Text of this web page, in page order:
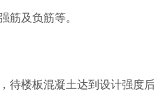
筋及负筋等。
待楼板混凝土达到设计强度